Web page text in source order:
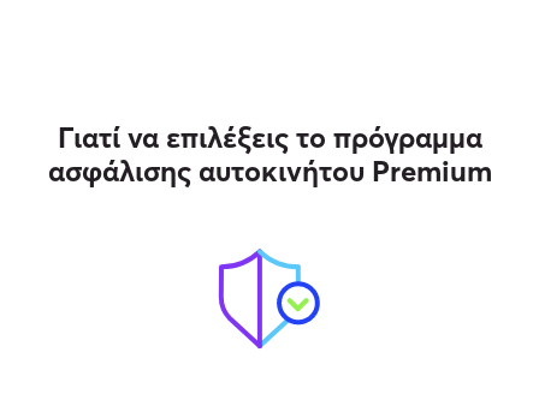
Γιατί να επιλέξεις το πρόγραμμα
ασφάλισης αυτοκινήτου Premium